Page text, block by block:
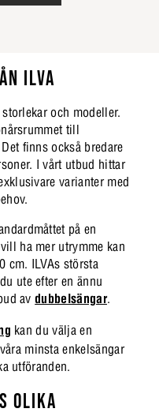
ILVA
och modeller.
till
finns också bredare
I vårt utbud hittar
varianter med
på en
ha mer utrymme kan
cm. ILVAs största
ute efter en ännu
avdubbelsängar.
kan du välja en
minsta enkelsängar
utföranden.
OLIKA